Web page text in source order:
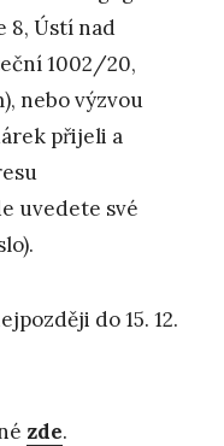
8, Ústí nad
1002/20,
nebo výzvou
přijeli a
uvedete své
do 15. 12.
zde.